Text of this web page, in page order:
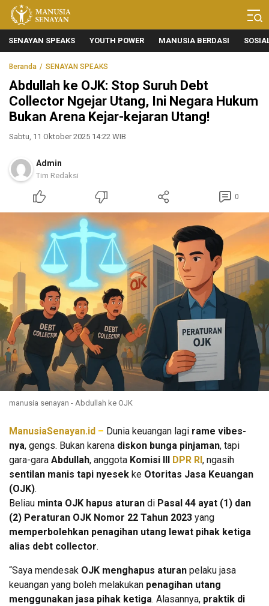
Manusia Senayan
Manusia Bicara, Senayan Bersuara
SENAYAN SPEAKS YOUTH POWER MANUSIA BERDASI
Beranda SENAYAN SPEAKS
Abdullah ke OJK: Stop Suruh Debt
Collector Ngejar Utang, Ini Negara Hukum
Bukan Arena Kejar-kejaran Utang!
Sabtu, 11 Oktober 2025 14:22 WIB
Admin
Tim Redaksi
0
manusia senayan - Abdullah ke OJK
ManusiaSenayan.id – Dunia keuangan lagi rame vibes-
nya, gengs. Bukan karena diskon bunga pinjaman, tapi
gara-gara Abdullah, anggota Komisi III DPR RI, ngasih
sentilan manis tapi nyesek ke Otoritas Jasa Keuangan
(OJK).
Beliau minta OJK hapus aturan di Pasal 44 ayat (1) dan
(2) Peraturan OJK Nomor 22 Tahun 2023 yang
memperbolehkan penagihan utang lewat pihak ketiga
alias debt collector.
“Saya mendesak OJK menghapus aturan pelaku jasa
keuangan yang boleh melakukan penagihan utang
menggunakan jasa pihak ketiga. Alasannya, praktik di